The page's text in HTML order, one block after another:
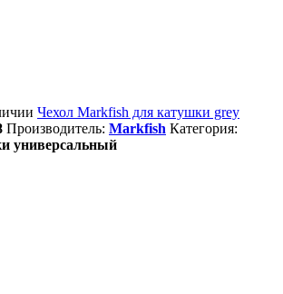
Чехол Markfish для катушки grey
Производитель: Markfish Категория:
универсальный